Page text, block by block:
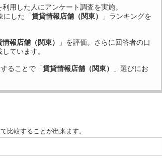
用した 人にアンケート調査を実施。
にした「賃貸情報店舗（関東）
」ランキングを
情報店舗（関東）
」を評価。さらに回答者の口
ています。
ることで「賃貸情報店舗（関東）
」選びにお
比較することが出来ます。